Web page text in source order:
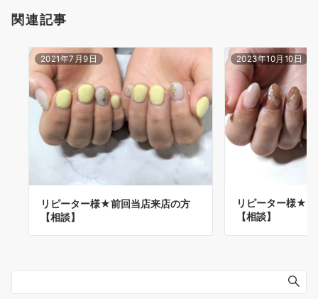
関連記事
2021年7月9日
リピーター様★前回当店来店の方
【相談】
2023年10月10日
リピーター様★
【相談】